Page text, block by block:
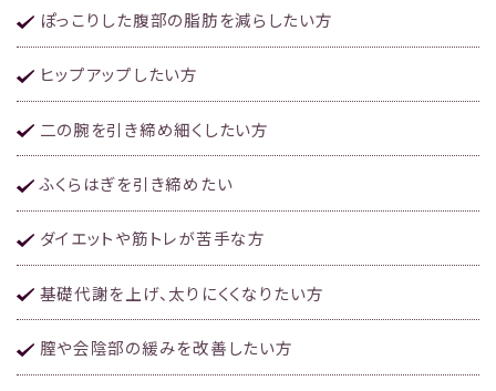
ぽっこりした腹部の脂肪を減らしたい方
ヒップアップしたい方
二の腕を引き締め細くしたい方
ふくらはぎを引き締めたい
ダイエットや筋トレが苦手な方
基礎代謝を上げ、太りにくくなりたい方
膣や会陰部の緩みを改善したい方